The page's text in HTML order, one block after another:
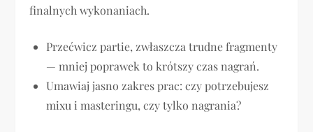
finalnych wykonaniach.
Przećwicz partie, zwłaszcza trudne fragmenty
— mniej poprawek to krótszy czas nagrań.
Umawiaj jasno zakres prac: czy potrzebujesz
mixu i masteringu, czy tylko nagrania?